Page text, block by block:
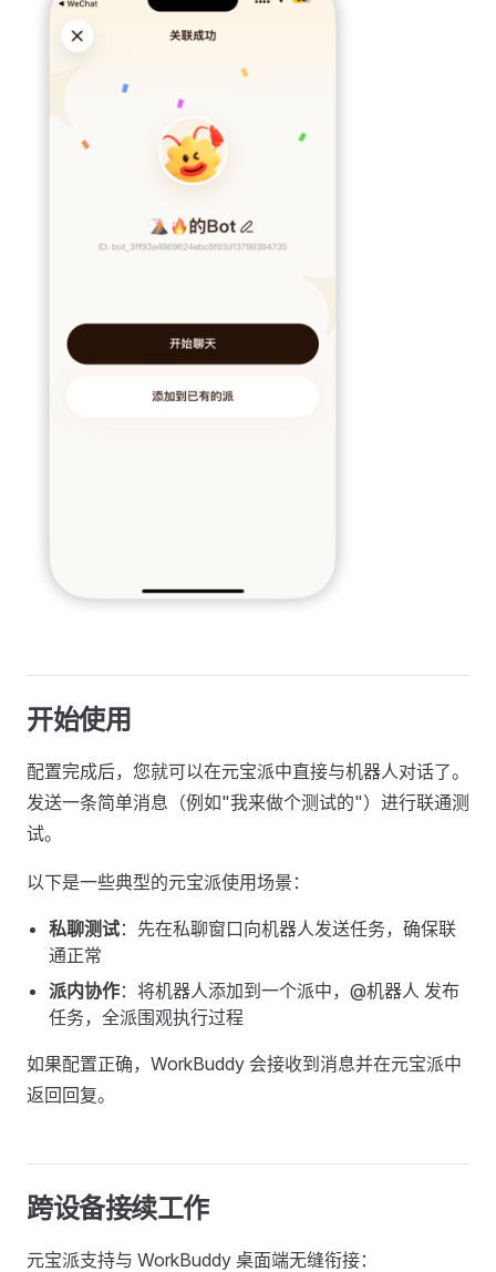
开始使用
配置完成后，您就可以在元宝派中直接与机器人对话了。
发送一条简单消息（例如"我来做个测试的"）进行联通测
试。
以下是一些典型的元宝派使用场景：
私聊测试：先在私聊窗口向机器人发送任务，确保联
通正常
派内协作：将机器人添加到一个派中，@机器人 发布
任务，全派围观执行过程
如果配置正确，WorkBuddy 会接收到消息并在元宝派中
返回回复。
跨设备接续工作
元宝派支持与 WorkBuddy 桌面端无缝衔接：